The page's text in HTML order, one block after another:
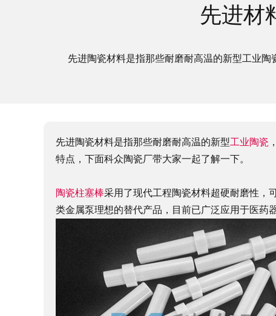
先进材
先进陶瓷材料是指那些耐磨耐高温的新型工业
先进陶瓷材料是指那些耐磨耐高温的新型工业陶瓷
特点，下面科众陶瓷厂带大家一起了解一下。
陶瓷柱塞棒采用了现代工程陶瓷材料超硬耐磨性，
类金属泵理想的替代产品，目前已广泛应用于医药